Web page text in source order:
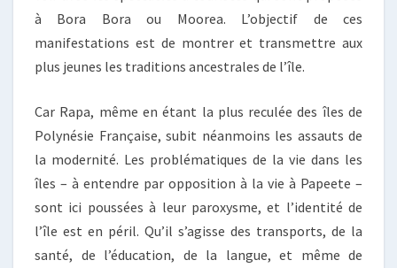
à Bora Bora ou Moorea. L’objectif de ces
manifestations est de montrer et transmettre aux
plus jeunes les traditions ancestrales de l’île.
Car Rapa, même en étant la plus reculée des îles de
Polynésie Française, subit néanmoins les assauts de
la modernité. Les problématiques de la vie dans les
îles – à entendre par opposition à la vie à Papeete –
sont ici poussées à leur paroxysme, et l’identité de
l’île est en péril. Qu’il s’agisse des transports, de la
santé, de l’éducation, de la langue, et même de